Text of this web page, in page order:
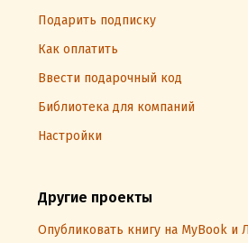
Подарить подписку
Как оплатить
Ввести подарочный код
Библиотека для компаний
Настройки
Другие проекты
Опубликовать книгу на MyBook и